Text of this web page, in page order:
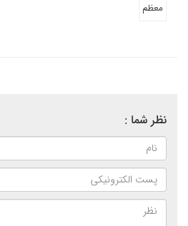
معظم
نظر شما :